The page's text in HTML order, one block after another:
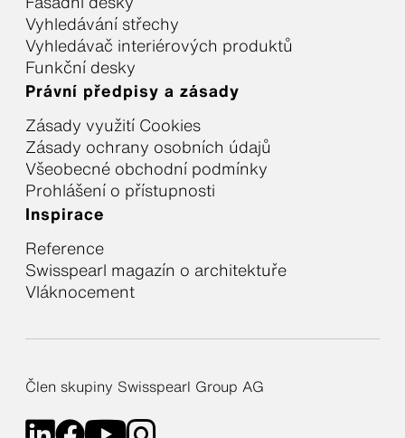
Vyhledávání střechy
Vyhledávač interiérových produktů
Funkční desky
Právní předpisy a zásady
Zásady využití Cookies
Zásady ochrany osobních údajů
Všeobecné obchodní podmínky
Prohlášení o přístupnosti
Inspirace
Reference
Swisspearl magazín o architektuře
Vláknocement
Člen skupiny Swisspearl Group AG